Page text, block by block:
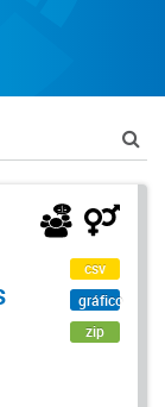
csv
gráfico
zip